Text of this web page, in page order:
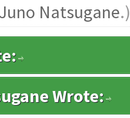
Juno Natsugane.)
Wrote: